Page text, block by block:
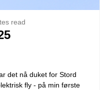
read
det nå duket for Stord
fly - på min første